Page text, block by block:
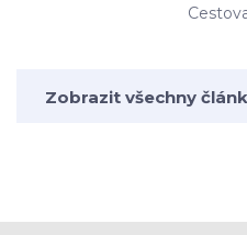
Zobrazit všechny